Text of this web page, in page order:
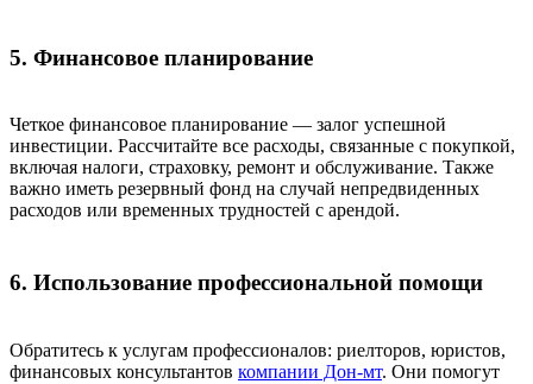
5. Финансовое планирование
Четкое финансовое планирование — залог успешной
инвестиции. Рассчитайте все расходы, связанные с покупкой,
включая налоги, страховку, ремонт и обслуживание. Также
важно иметь резервный фонд на случай непредвиденных
расходов или временных трудностей с арендой.
6. Использование профессиональной помощи
Обратитесь к услугам профессионалов: риелторов, юристов,
финансовых консультантов компании Дон-мт. Они помогут